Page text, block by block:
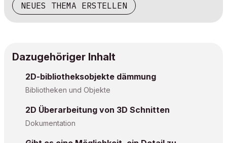
NEUES THEMA ERSTELLEN
Dazugehöriger Inhalt
2D-bibliotheksobjekte dämmung
Bibliotheken und Objekte
2D Überarbeitung von 3D Schnitten
Dokumentation